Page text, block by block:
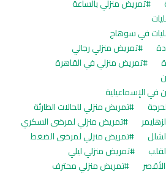
تمريض منزلي بالساعة
في سوهاج
تمريض منزلي رجالي
تمريض منزلي في القاهرة
في الإسماعيلية
تمريض منزلي للحالات الطارئة
تمريض منزلي لمرضى السكري
تمريض منزلي لمرضى الضغط
تمريض منزلي ليلي
تمريض منزلي محترف